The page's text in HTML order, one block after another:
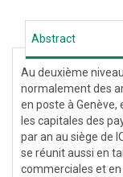
Abstract
Au deuxième
normalement des
en poste à
les capitales des
par an au siège de
se réunit aussi en
commerciales et en